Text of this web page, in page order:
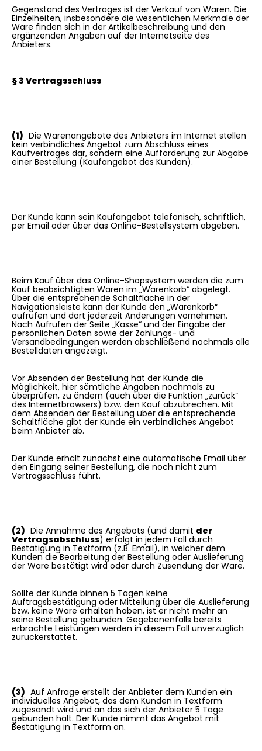
Gegenstand des Vertrages ist der Verkauf von Waren. Die
Einzelheiten, insbesondere die wesentlichen Merkmale der
Ware finden sich in der Artikelbeschreibung und den
ergänzenden Angaben auf der Internetseite des
Anbieters.
§ 3 Vertragsschluss
(1) Die Warenangebote des Anbieters im Internet stellen
kein verbindliches Angebot zum Abschluss eines
Kaufvertrages dar, sondern eine Aufforderung zur Abgabe
einer Bestellung (Kaufangebot des Kunden).
Der Kunde kann sein Kaufangebot telefonisch, schriftlich,
per Email oder über das Online-Bestellsystem abgeben.
Beim Kauf über das Online-Shopsystem werden die zum
Kauf beabsichtigten Waren im „Warenkorb“ abgelegt.
Über die entsprechende Schaltfläche in der
Navigationsleiste kann der Kunde den „Warenkorb“
aufrufen und dort jederzeit Änderungen vornehmen.
Nach Aufrufen der Seite „Kasse“ und der Eingabe der
persönlichen Daten sowie der Zahlungs- und
Versandbedingungen werden abschließend nochmals alle
Bestelldaten angezeigt.
Vor Absenden der Bestellung hat der Kunde die
Möglichkeit, hier sämtliche Angaben nochmals zu
überprüfen, zu ändern (auch über die Funktion „zurück“
des Internetbrowsers) bzw. den Kauf abzubrechen. Mit
dem Absenden der Bestellung über die entsprechende
Schaltfläche gibt der Kunde ein verbindliches Angebot
beim Anbieter ab.
Der Kunde erhält zunächst eine automatische Email über
den Eingang seiner Bestellung, die noch nicht zum
Vertragsschluss führt.
(2) Die Annahme des Angebots (und damit der
Vertragsabschluss) erfolgt in jedem Fall durch
Bestätigung in Textform (z.B. Email), in welcher dem
Kunden die Bearbeitung der Bestellung oder Auslieferung
der Ware bestätigt wird oder durch Zusendung der Ware.
Sollte der Kunde binnen 5 Tagen keine
Auftragsbestätigung oder Mitteilung über die Auslieferung
bzw. keine Ware erhalten haben, ist er nicht mehr an
seine Bestellung gebunden. Gegebenenfalls bereits
erbrachte Leistungen werden in diesem Fall unverzüglich
zurückerstattet.
(3) Auf Anfrage erstellt der Anbieter dem Kunden ein
individuelles Angebot, das dem Kunden in Textform
zugesandt wird und an das sich der Anbieter 5 Tage
gebunden hält. Der Kunde nimmt das Angebot mit
Bestätigung in Textform an.